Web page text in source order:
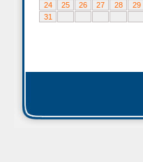
24
25 26 27 28 29
31